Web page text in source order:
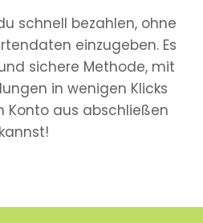
schnell bezahlen, ohne
einzugeben. Es
sichere Methode, mit
in wenigen Klicks
Konto aus abschließen
kannst!